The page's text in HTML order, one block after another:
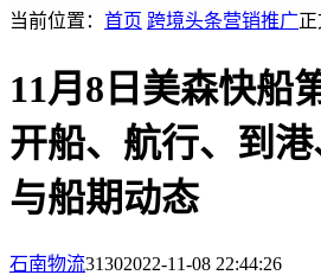
当前位置： 首页 跨境头条营销推广
11月8日美森快船
开船、航行、到
与船期动态
石南物流31302022-11-08 22:44:26